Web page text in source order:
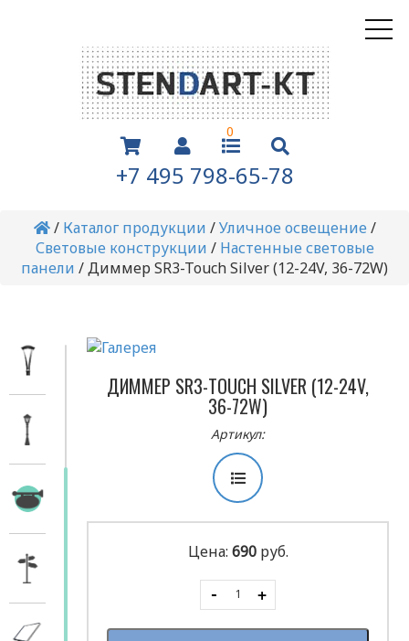
0
+7 495 798-65-78
/ Каталог продукции /Уличное освещение/
Световые конструкции / Настенные световые
панели /Диммер SR3-Touch Silver (12-24V, 36-72W)
ДИММЕР SR3-TOUCH SILVER (12-24V,
36-72W)
Артикул:
Цена: 690 руб.